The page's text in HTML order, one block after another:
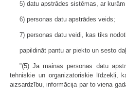
5) datu apstrādes sistēmas, ar
6) personas datu apstrādes veids;
7) personas datu veidi, kas tiks
papildināt pantu ar piekto un sesto
"(5) Ja mainās personas datu
tehniskie un organizatoriskie līdzekļi,
aizsardzību, informācija par to viena